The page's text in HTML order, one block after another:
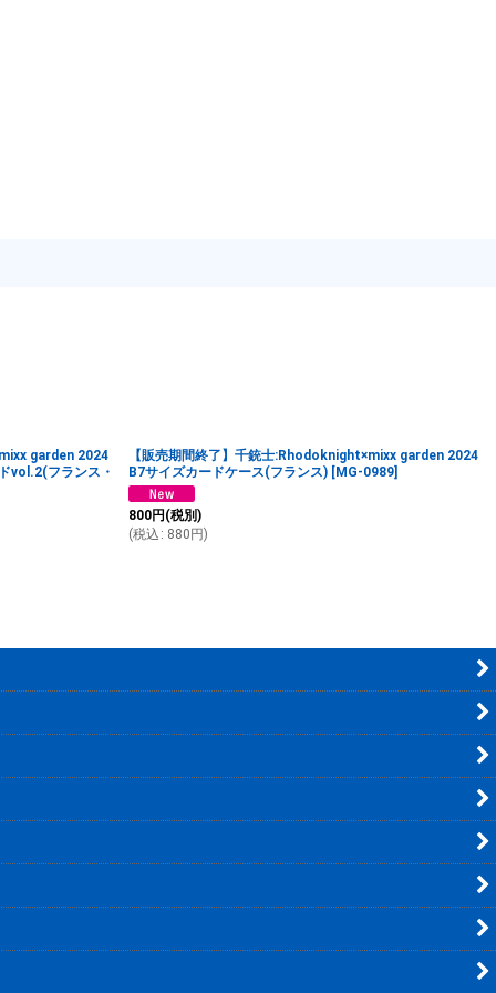
garden 2024
vol.2(フランス・
【販売期間終了】千銃士:Rhodoknight×mixx garden 2024
B7サイズカードケース(フランス) [MG-0989]
800円 (税別)
(税込 : 880 円)